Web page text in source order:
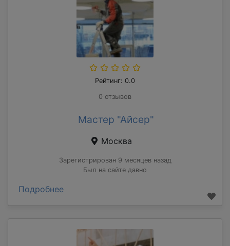
Рейтинг: 0.0
0 отзывов
Мастер "Айсер"
Москва
Зарегистрирован 9 месяцев назад
Был на сайте давно
Подробнее